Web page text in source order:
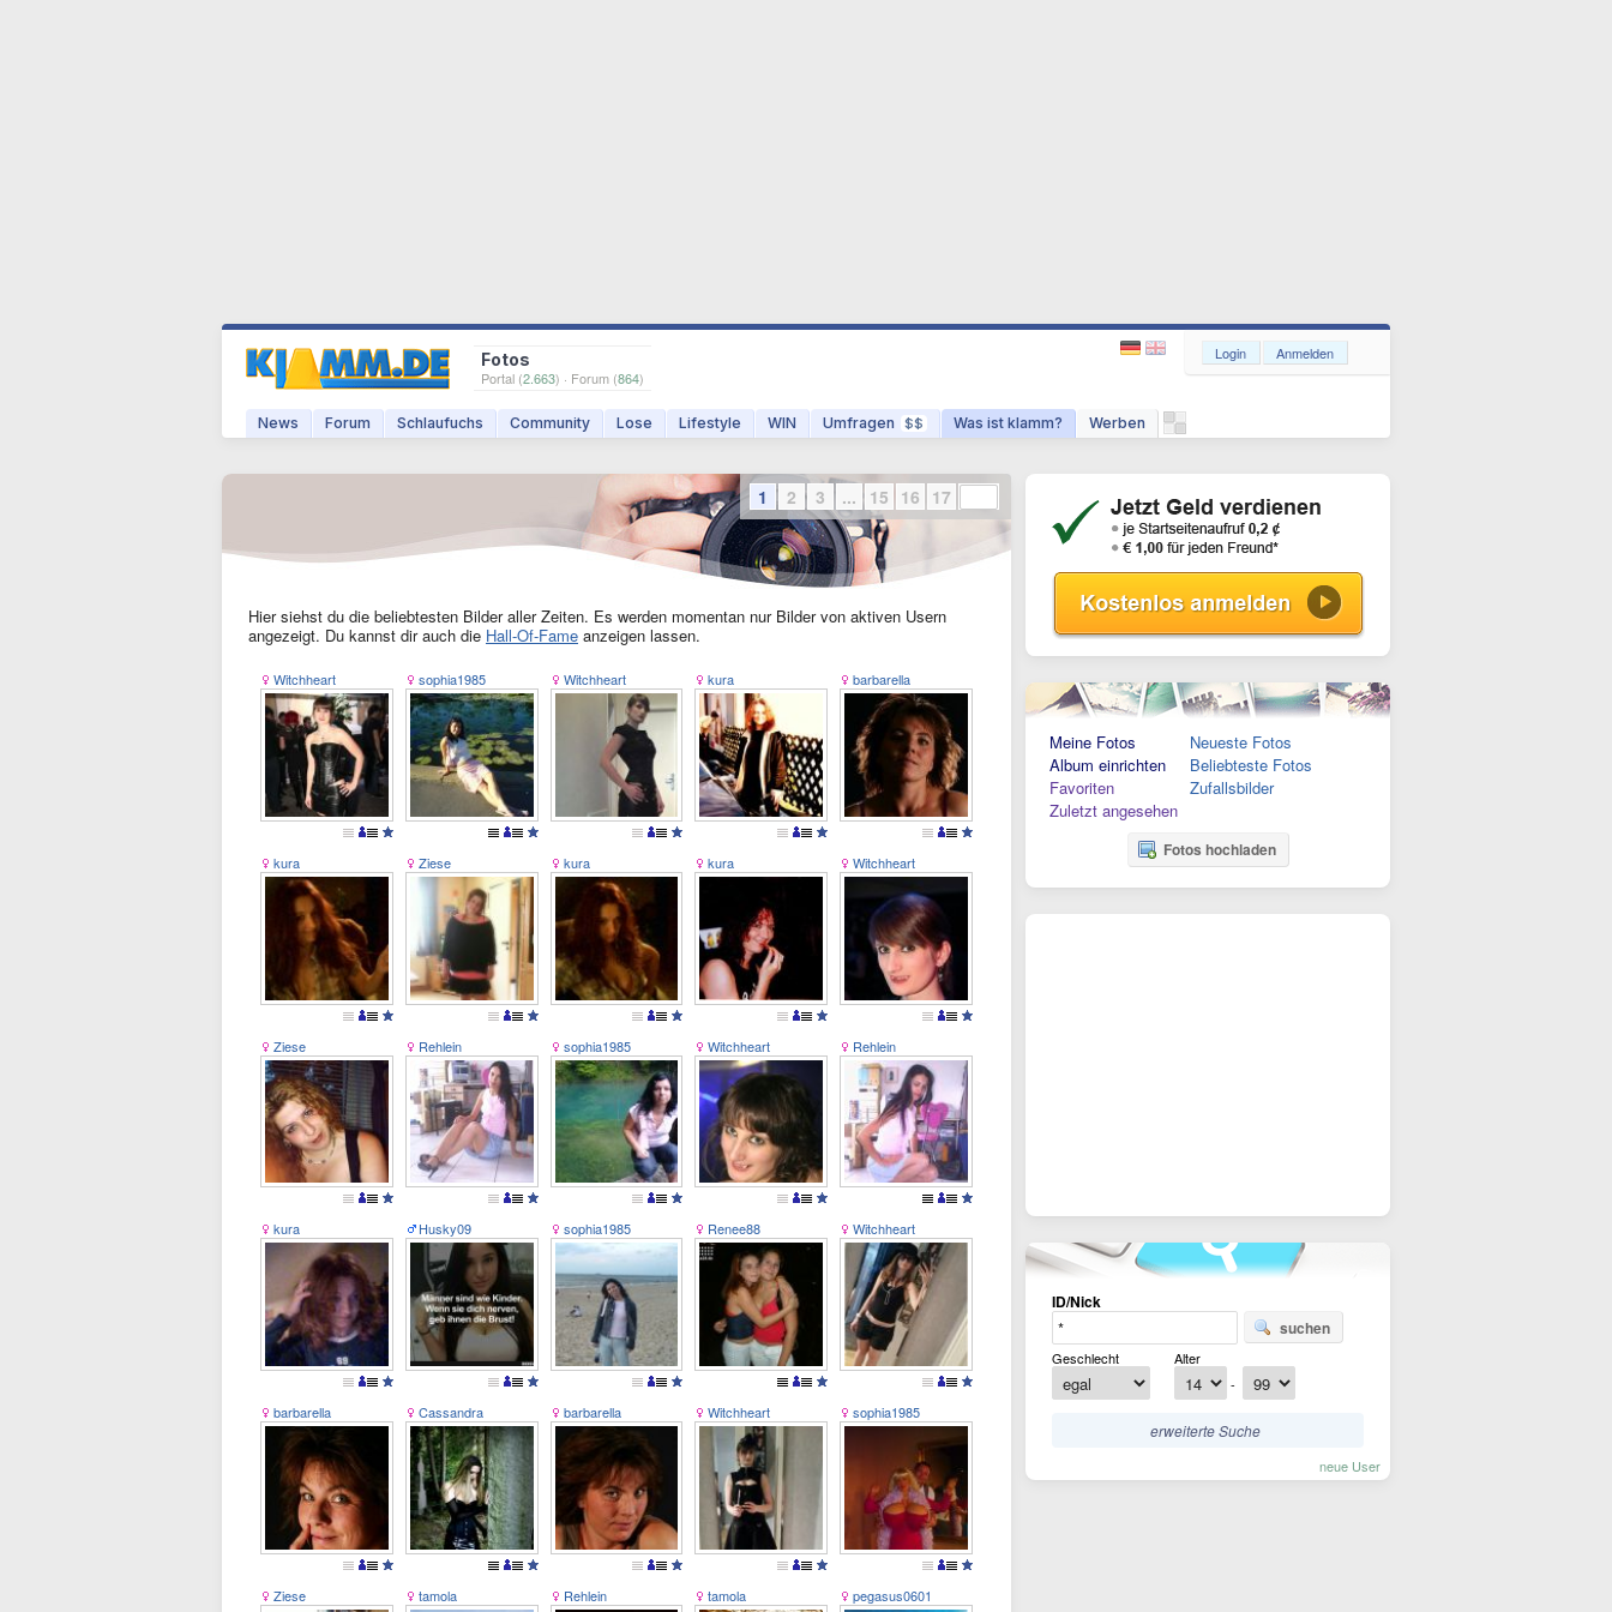
Fotos
Portal (2.663) · Forum (864)
News Forum Schlaufuchs Community Lose Lifestyle WIN Umfragen $$ Was ist klamm? Werben
Login Anmelden
Hier siehst du die beliebtesten Bilder aller Zeiten. Es werden momentan nur Bilder von aktiven Usern
angezeigt. Du kannst dir auch die Hall-Of-Fame anzeigen lassen.
Witchheart sophia1985 Witchheart kura barbarella
kura Ziese kura kura Witchheart
Ziese Rehlein sophia1985 Witchheart Rehlein
kura Husky09 sophia1985 Renee88 Witchheart
barbarella Cassandra barbarella Witchheart sophia1985
Ziese tamola Rehlein tamola pegasus0601
1 2 3 ... 15 16 17
Meine Fotos
Album einrichten
Favoriten
Zuletzt angesehen
Neueste Fotos
Beliebteste Fotos
Zufallsbilder
Fotos hochladen
ID/Nick
suchen
Geschlecht
Alter
-
erweiterte Suche
neue User